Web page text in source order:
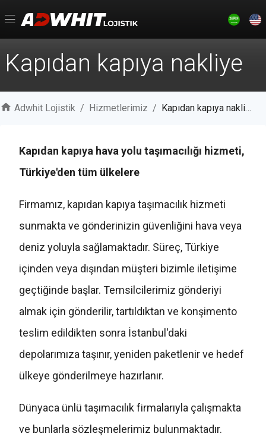
Kapıdan kapıya nakliye
Adwhit Lojistik / Hizmetlerimiz / Kapıdan kapıya nakliye
Kapıdan kapıya hava yolu taşımacılığı hizmeti,
Türkiye'den tüm ülkelere
Firmamız, kapıdan kapıya taşımacılık hizmeti
sunmakta ve gönderinizin güvenliğini hava veya
deniz yoluyla sağlamaktadır. Süreç, Türkiye
içinden veya dışından müşteri bizimle iletişime
geçtiğinde başlar. Temsilcilerimiz gönderiyi
almak için gönderilir, tartıldıktan ve konşimento
teslim edildikten sonra İstanbul'daki
depolarımıza taşınır, yeniden paketlenir ve hedef
ülkeye gönderilmeye hazırlanır.
Dünyaca ünlü taşımacılık firmalarıyla çalışmakta
ve bunlarla sözleşmelerimiz bulunmaktadır.